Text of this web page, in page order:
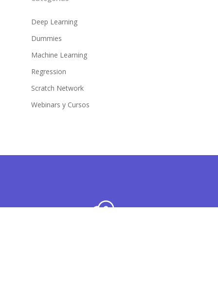
Deep Learning
Dummies
Machine Learning
Regression
Scratch Network
Webinars y Cursos